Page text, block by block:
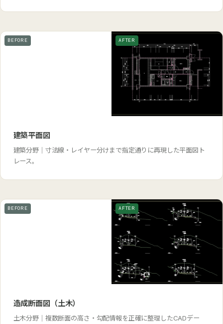
BEFORE AFTER
建築平面図
建築分野｜寸法線・レイヤー分けまで指定通りに再現した平面図ト
レース。
BEFORE AFTER
造成断面図（土木）
土木分野｜複数断面の高さ・勾配情報を正確に整理したCADデー